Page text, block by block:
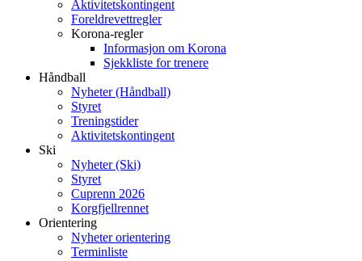
Aktivitetskontingent
Foreldrevettregler
Korona-regler
Informasjon om Korona
Sjekkliste for trenere
Håndball
Nyheter (Håndball)
Styret
Treningstider
Aktivitetskontingent
Ski
Nyheter (Ski)
Styret
Cuprenn 2026
Korgfjellrennet
Orientering
Nyheter orientering
Terminliste